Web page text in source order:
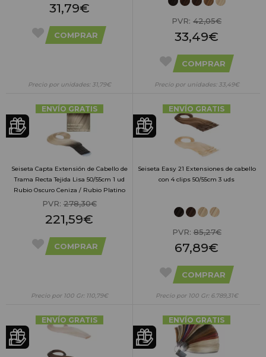
31,79€
COMPRAR
Precio por unidades: 31,79€
PVR: 42,05€
33,49€
COMPRAR
Precio por unidades: 33,49€
ENVÍO GRATIS
Seiseta Capta Extensión de Cabello de
Trama Recta Tejida Lisa 50/55cm 1 ud
Rubio Oscuro Ceniza / Rubio Platino
Ultra Claro
PVR:278,30€
221,59€
COMPRAR
Precio por 100 Gr: 110,79€
ENVÍO GRATIS
Seiseta Easy 21 Extensiones de cabello
con 4 clips 50/55cm 3 uds
PVR:85,27€
67,89€
COMPRAR
Precio por 100 Gr: 6.789,31€
ENVÍO GRATIS ENVÍO GRATIS